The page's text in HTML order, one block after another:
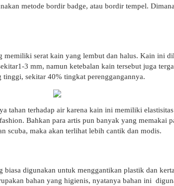
metode bordir badge, atau bordir tempel.
memiliki serat kain yang lembut dan halus. Kain ini
3 mm, namun ketebalan kain tersebut juga
sekitar 40% tingkat perenggangannya.
tahan terhadap air karena kain ini memiliki
Bahkan para artis pun banyak yang memakai
scuba, maka akan terlihat lebih cantik dan modis.
biasa digunakan untuk menggantikan plastik dan
bahan yang higienis, nyatanya bahan ini